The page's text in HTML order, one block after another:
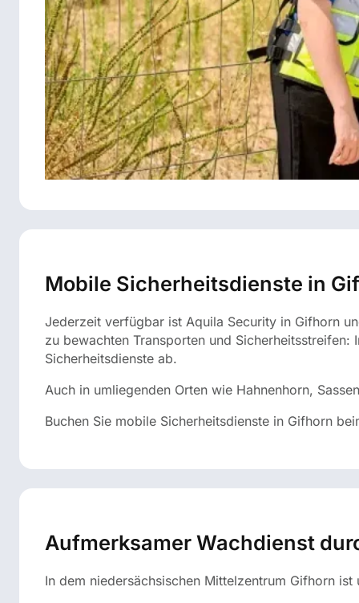
Mobile Sicherheitsdienste in
Jederzeit verfügbar ist Aquila Security in Gifhorn
zu bewachten Transporten und
Sicherheitsdienste ab.
Auch in umliegenden Orten wie Hahnenhorn,
Buchen Sie mobile Sicherheitsdienste in Gifhorn
Aufmerksamer Wachdienst
In dem niedersächsischen Mittelzentrum Gifhorn